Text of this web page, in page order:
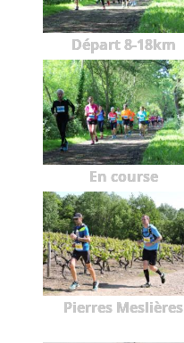
Départ 8-18km
En course
Pierres Meslières